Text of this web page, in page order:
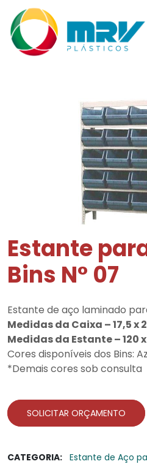
Estante
Bins N° 07
Estante de aço laminado
Medidas da Caixa – 17,5 x
Medidas da Estante – 120 x
Cores disponíveis dos Bins:
*Demais cores sob consulta
SOLICITAR ORÇAMENTO
CATEGORIA: Estante de Aço